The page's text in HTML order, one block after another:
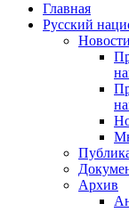
Главная
Русский
Новости
Архив